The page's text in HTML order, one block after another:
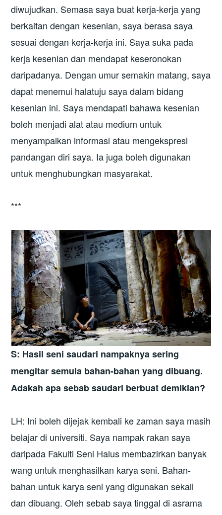
diwujudkan. Semasa saya buat kerja-kerja yang
berkaitan dengan kesenian, saya berasa saya
sesuai dengan kerja-kerja ini. Saya suka pada
kerja kesenian dan mendapat keseronokan
daripadanya. Dengan umur semakin matang, saya
dapat menemui halatuju saya dalam bidang
kesenian ini. Saya mendapati bahawa kesenian
boleh menjadi alat atau medium untuk
menyampaikan informasi atau mengekspresi
pandangan diri saya. Ia juga boleh digunakan
untuk menghubungkan masyarakat.
***
S: Hasil seni saudari nampaknya sering
mengitar semula bahan-bahan yang dibuang.
Adakah apa sebab saudari berbuat demikian?
LH: Ini boleh dijejak kembali ke zaman saya masih
belajar di universiti. Saya nampak rakan saya
daripada Fakulti Seni Halus membazirkan banyak
wang untuk menghasilkan karya seni. Bahan-
bahan untuk karya seni yang digunakan sekali
dan dibuang. Oleh sebab saya tinggal di asrama